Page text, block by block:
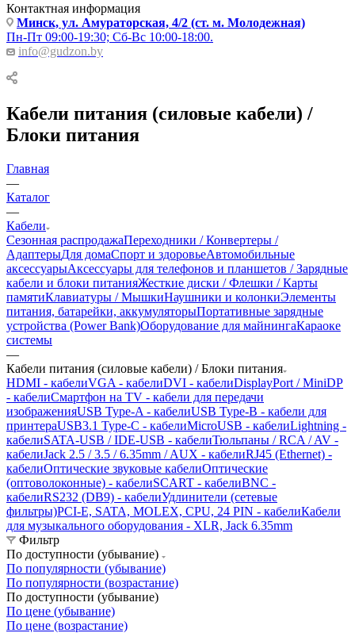
Контактная информация
Минск, ул. Амураторская, 4/2 (ст. м. Молодежная)
Пн-Пт 09:00-19:30; Сб-Вс 10:00-18:00.
info@gudzon.by
Кабели питания (силовые кабели) /
Блоки питания
Главная
—
Каталог
—
Кабели
Сезонная распродажаПереходники / Конвертеры /
АдаптерыДля домаСпорт и здоровьеАвтомобильные
аксессуарыАксессуары для телефонов и планшетов / Зарядные
кабели и блоки питанияЖесткие диски / Флешки / Карты
памятиКлавиатуры / МышкиНаушники и колонкиЭлементы
питания, батарейки, аккумуляторыПортативные зарядные
устройства (Power Bank)Оборудование для майнингаКараоке
системы
—
Кабели питания (силовые кабели) / Блоки питания
HDMI - кабелиVGA - кабелиDVI - кабелиDisplayPort / MiniDP
- кабелиСмартфон на TV - кабели для передачи
изображенияUSB Type-A - кабелиUSB Type-B - кабели для
принтераUSB3.1 Type-C - кабелиMicroUSB - кабелиLightning -
кабелиSATA-USB / IDE-USB - кабелиТюльпаны / RCA / AV -
кабелиJack 2.5 / 3.5 / 6.35mm / AUX - кабелиRJ45 (Ethernet) -
кабелиОптические звуковые кабелиОптические
(оптоволоконные) - кабелиSCART - кабелиBNC -
кабелиRS232 (DB9) - кабелиУдлинители (сетевые
фильтры)PCI-E, SATA, MOLEX, CPU, 24 PIN - кабелиКабели
для музыкального оборудования - XLR, Jack 6.35mm
Фильтр
По доступности (убывание)
По популярности (убывание)
По популярности (возрастание)
По доступности (убывание)
По цене (убывание)
По цене (возрастание)